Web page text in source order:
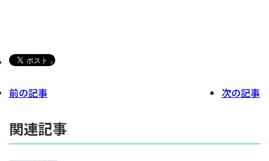
前の記事 次の記事
関連記事